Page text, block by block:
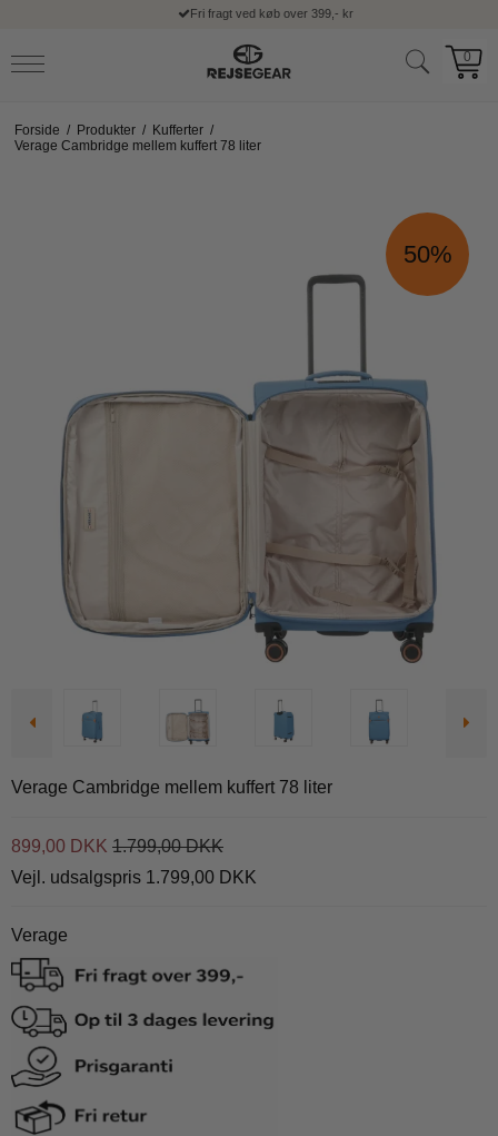
Fri fragt ved køb over 399,- kr
0
Forside / Produkter / Kufferter /
Verage Cambridge mellem kuffert 78 liter
50%
Verage Cambridge mellem kuffert 78 liter
899,00 DKK 1.799,00 DKK
Vejl. udsalgspris 1.799,00 DKK
Verage